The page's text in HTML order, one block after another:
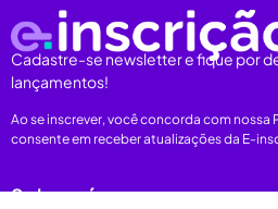
Cadastre-se newsletter e fique por
lançamentos!
Ao se inscrever, você concorda com nossa
consente em receber atualizações da E-
Sobre nós